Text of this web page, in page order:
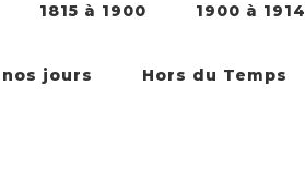
1815 à 1900 1900 à 1914
nos jours Hors du Temps